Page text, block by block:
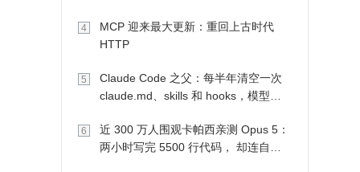
4
MCP 迎来最大更新：重回上古时代
HTTP
5
Claude Code 之父：每半年清空一次
claude.md、skills 和 hooks，模型自
6
近 300 万人围观卡帕西亲测 Opus 5：
两小时写完 5500 行代码， 却连自己